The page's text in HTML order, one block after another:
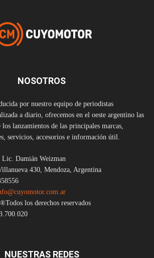
NOSOTROS
por nuestro equipo de periodistas
a diario, ofrecemos en el oeste argentino las
lanzamientos de las principales marcas,
servicios, accesorios e información útil.
Damián Weizman
430, Mendoza, Argentina
los derechos reservados
NUESTRAS REDES